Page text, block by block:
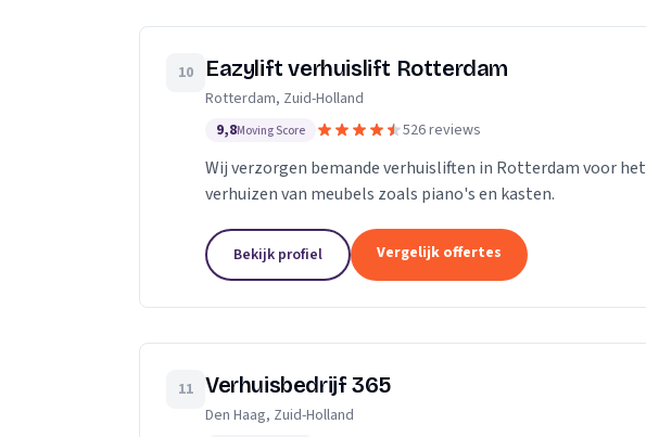
10 Eazylift verhuislift Rotterdam
Rotterdam, Zuid-Holland
9,8Moving Score 526 reviews
Wij verzorgen bemande verhuisliften in Rotterdam voor
verhuizen van meubels zoals piano's en kasten.
Bekijk profiel Vergelijk offertes
11 Verhuisbedrijf 365
Den Haag, Zuid-Holland